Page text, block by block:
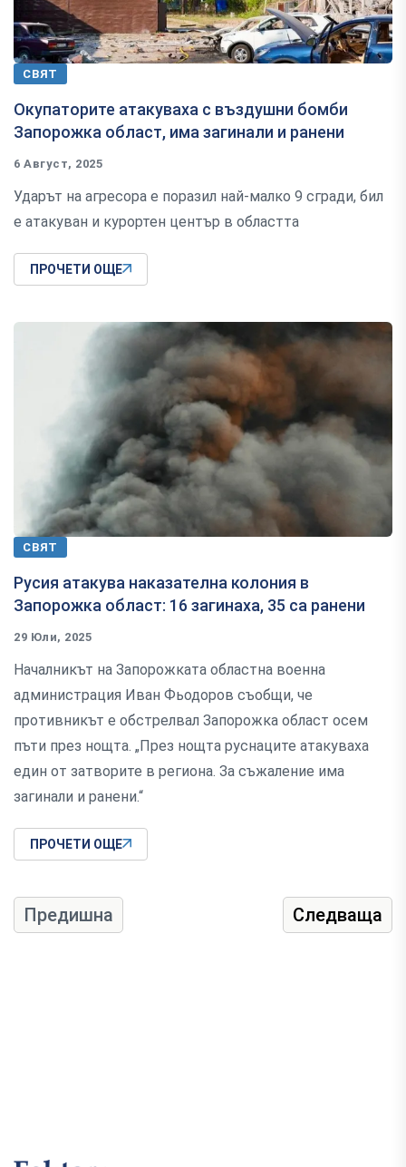
СВЯТ
Окупаторите атакуваха с въздушни бомби
Запорожка област, има загинали и ранени
6 Август, 2025
Ударът на агресора е поразил най-малко 9 сгради, бил
е атакуван и курортен център в областта
ПРОЧЕТИ ОЩЕ
СВЯТ
Русия атакува наказателна колония в
Запорожка област: 16 загинаха, 35 са ранени
29 Юли, 2025
Началникът на Запорожката областна военна
администрация Иван Фьодоров съобщи, че
противникът е обстрелвал Запорожка област осем
пъти през нощта. „През нощта руснаците атакуваха
един от затворите в региона. За съжаление има
загинали и ранени.“
ПРОЧЕТИ ОЩЕ
Предишна Следваща